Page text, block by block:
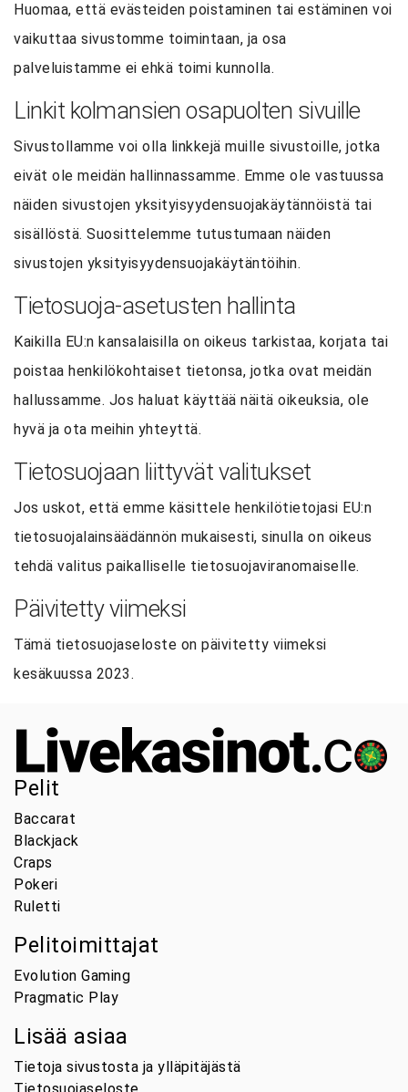
Huomaa, että evästeiden poistaminen tai estäminen voi
vaikuttaa sivustomme toimintaan, ja osa
palveluistamme ei ehkä toimi kunnolla.
Linkit kolmansien osapuolten sivuille
Sivustollamme voi olla linkkejä muille sivustoille, jotka
eivät ole meidän hallinnassamme. Emme ole vastuussa
näiden sivustojen yksityisyydensuojakäytännöistä tai
sisällöstä. Suosittelemme tutustumaan näiden
sivustojen yksityisyydensuojakäytäntöihin.
Tietosuoja-asetusten hallinta
Kaikilla EU:n kansalaisilla on oikeus tarkistaa, korjata tai
poistaa henkilökohtaiset tietonsa, jotka ovat meidän
hallussamme. Jos haluat käyttää näitä oikeuksia, ole
hyvä ja ota meihin yhteyttä.
Tietosuojaan liittyvät valitukset
Jos uskot, että emme käsittele henkilötietojasi EU:n
tietosuojalainsäädännön mukaisesti, sinulla on oikeus
tehdä valitus paikalliselle tietosuojaviranomaiselle.
Päivitetty viimeksi
Tämä tietosuojaseloste on päivitetty viimeksi
kesäkuussa 2023.
Pelit
Baccarat
Blackjack
Craps
Pokeri
Ruletti
Pelitoimittajat
Evolution Gaming
Pragmatic Play
Lisää asiaa
Tietoja sivustosta ja ylläpitäjästä